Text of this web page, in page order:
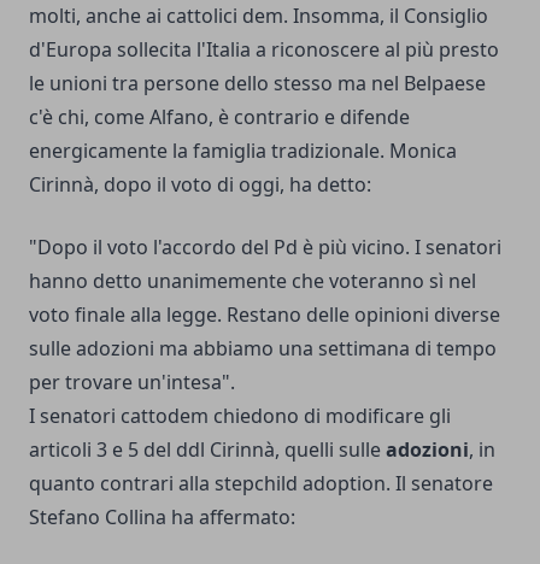
molti, anche ai cattolici dem. Insomma, il Consiglio
d'Europa sollecita l'Italia a riconoscere al più presto
le unioni tra persone dello stesso ma nel Belpaese
c'è chi, come Alfano, è contrario e difende
energicamente la famiglia tradizionale. Monica
Cirinnà, dopo il voto di oggi, ha detto:
"Dopo il voto l'accordo del Pd è più vicino. I senatori
hanno detto unanimemente che voteranno sì nel
voto finale alla legge. Restano delle opinioni diverse
sulle adozioni ma abbiamo una settimana di tempo
per trovare un'intesa".
I senatori cattodem chiedono di modificare gli
articoli 3 e 5 del ddl Cirinnà, quelli sulleadozioni, in
quanto contrari alla stepchild adoption. Il senatore
Stefano Collina ha affermato: